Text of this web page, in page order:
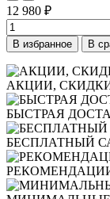
12 980 ₽
В избранное
В
АКЦИИ,
БЫСТРАЯ
БЕСПЛАТНЫЙ